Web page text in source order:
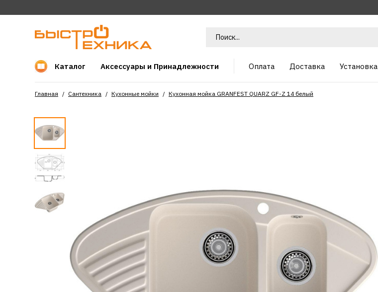
Каталог Аксессуары и Принадлежности Оплата Доставка Установка
Главная Сантехника Кухонные мойки Кухонная мойка GRANFEST QUARZ GF-Z 14 белый